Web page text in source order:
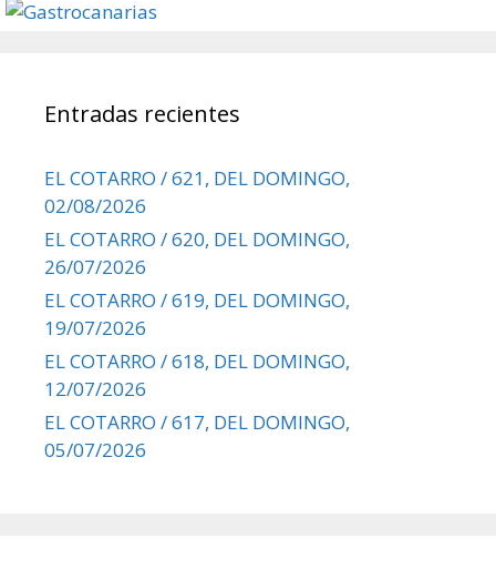
Entradas recientes
EL COTARRO / 621, DEL DOMINGO,
02/08/2026
EL COTARRO / 620, DEL DOMINGO,
26/07/2026
EL COTARRO / 619, DEL DOMINGO,
19/07/2026
EL COTARRO / 618, DEL DOMINGO,
12/07/2026
EL COTARRO / 617, DEL DOMINGO,
05/07/2026